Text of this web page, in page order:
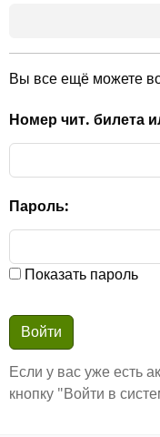
Вы все ещё можете
Номер чит. билета
Пароль:
Показать пароль
Если у вас уже есть
кнопку "Войти в